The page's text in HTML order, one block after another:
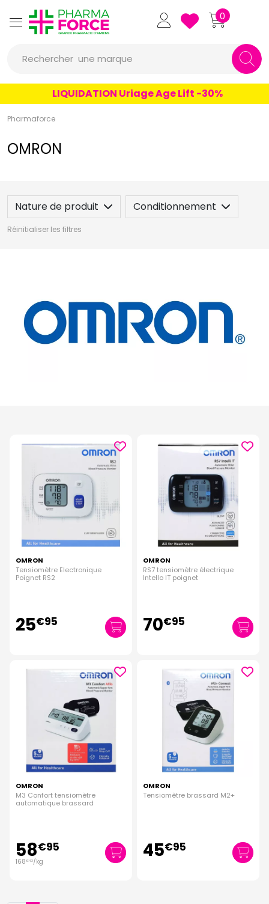
Pharmaforce Grande Pharmacie
0
Rechercher une marque
un conseil
un produit
LIQUIDATION Uriage Age Lift -30%
Pharmaforce
OMRON
Nature de produit Conditionnement
Réinitialiser les filtres
OMRON
Tensiomètre Electronique
Poignet RS2
25€95
OMRON
RS7 tensiomètre électrique
Intello IT poignet
70€95
OMRON
M3 Confort tensiomètre
automatique brassard
58€95
168€43/kg
OMRON
Tensiomètre brassard M2+
45€95